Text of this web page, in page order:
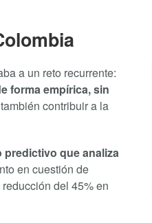
a un reto recurrente:
forma empírica, sin
contribuir a la
que analiza
en cuestión de
del 45% en